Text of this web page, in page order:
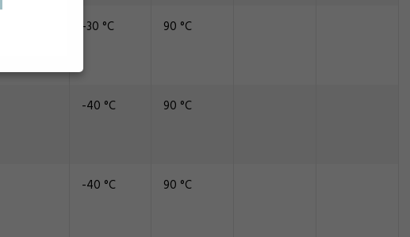
-30 °C 90 °C
-40 °C 90 °C
-40 °C 90 °C